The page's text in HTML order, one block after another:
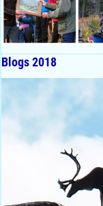
Blogs 2018